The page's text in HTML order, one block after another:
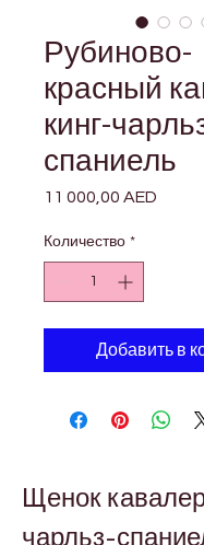
Рубиново-
красный
кинг-
спаниель
11 000,00 AED
Количество *
Добавить в
Щенок
чарльз-